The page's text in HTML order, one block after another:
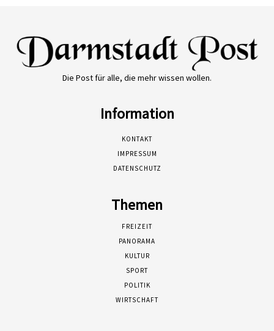
Die Post für alle, die mehr wissen wollen.
Information
KONTAKT
IMPRESSUM
DATENSCHUTZ
Themen
FREIZEIT
PANORAMA
KULTUR
SPORT
POLITIK
WIRTSCHAFT